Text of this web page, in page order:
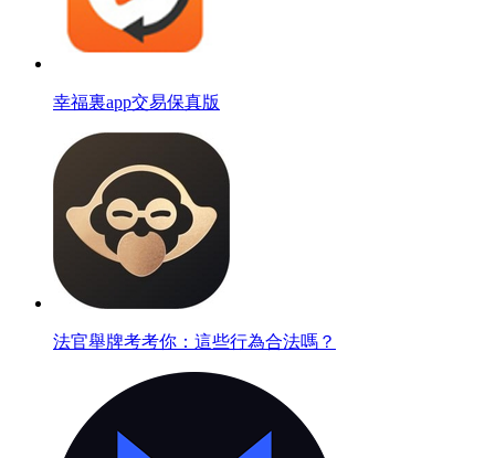
幸福裏app交易保真版
法官舉牌考考你：這些行為合法嗎？